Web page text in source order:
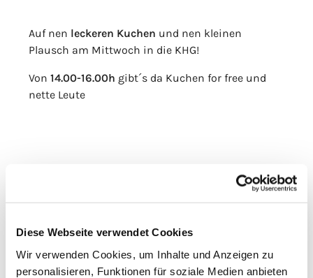
Diese Webseite verwendet Cookies
Wir verwenden Cookies, um Inhalte und Anzeigen zu
personalisieren, Funktionen für soziale Medien anbieten
Auf nen leckeren Kuchen und nen kleinen
Plausch am Mittwoch in die KHG!
Von 14.00-16.00h gibt´s da Kuchen for free und
nette Leute